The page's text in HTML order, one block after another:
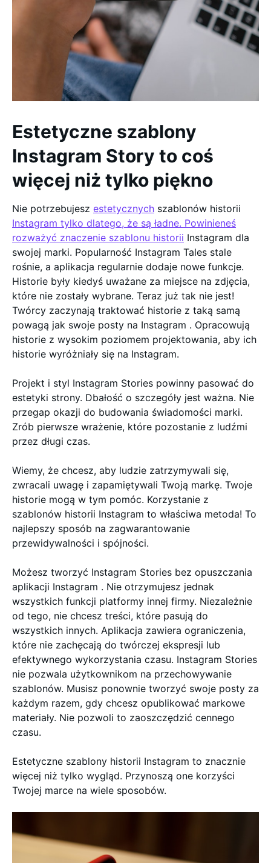
Estetyczne szablony
Instagram Story to coś
więcej niż tylko piękno
Nie potrzebujesz estetycznych szablonów historii
Instagram tylko dlatego, że są ładne. Powinieneś
rozważyć znaczenie szablonu historii Instagram dla
swojej marki. Popularność Instagram Tales stale
rośnie, a aplikacja regularnie dodaje nowe funkcje.
Historie były kiedyś uważane za miejsce na zdjęcia,
które nie zostały wybrane. Teraz już tak nie jest!
Twórcy zaczynają traktować historie z taką samą
powagą jak swoje posty na Instagram . Opracowują
historie z wysokim poziomem projektowania, aby ich
historie wyróżniały się na Instagram.
Projekt i styl Instagram Stories powinny pasować do
estetyki strony. Dbałość o szczegóły jest ważna. Nie
przegap okazji do budowania świadomości marki.
Zrób pierwsze wrażenie, które pozostanie z ludźmi
przez długi czas.
Wiemy, że chcesz, aby ludzie zatrzymywali się,
zwracali uwagę i zapamiętywali Twoją markę. Twoje
historie mogą w tym pomóc. Korzystanie z
szablonów historii Instagram to właściwa metoda! To
najlepszy sposób na zagwarantowanie
przewidywalności i spójności.
Możesz tworzyć Instagram Stories bez opuszczania
aplikacji Instagram . Nie otrzymujesz jednak
wszystkich funkcji platformy innej firmy. Niezależnie
od tego, nie chcesz treści, które pasują do
wszystkich innych. Aplikacja zawiera ograniczenia,
które nie zachęcają do twórczej ekspresji lub
efektywnego wykorzystania czasu. Instagram Stories
nie pozwala użytkownikom na przechowywanie
szablonów. Musisz ponownie tworzyć swoje posty za
każdym razem, gdy chcesz opublikować markowe
materiały. Nie pozwoli to zaoszczędzić cennego
czasu.
Estetyczne szablony historii Instagram to znacznie
więcej niż tylko wygląd. Przynoszą one korzyści
Twojej marce na wiele sposobów.